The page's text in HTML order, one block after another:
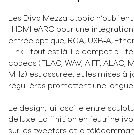
Les Diva Mezza Utopia
: HDMI eARC pour une
entrée optique, RCA, USB‑A,
Link… tout est là. La
codecs (FLAC, WAV, AIFF, ALAC,
MHz) est assurée, et les mises à
régulières promettent une
Le design, lui, oscille entre
de luxe. La finition en feutrine
sur les tweeters et la